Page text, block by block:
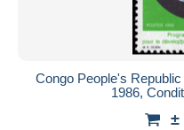
Congo People's
1986,
±